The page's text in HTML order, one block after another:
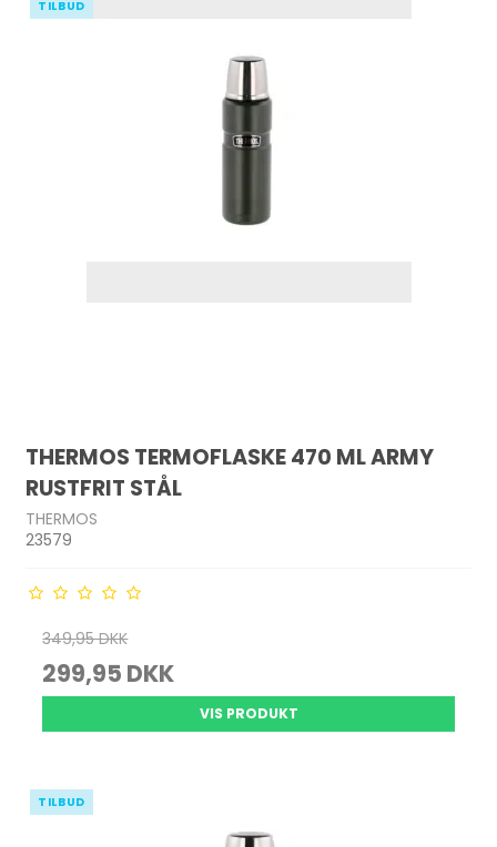
TILBUD
THERMOS TERMOFLASKE 470 ML ARMY
RUSTFRIT STÅL
THERMOS
23579
349,95 DKK
299,95 DKK
VIS PRODUKT
TILBUD